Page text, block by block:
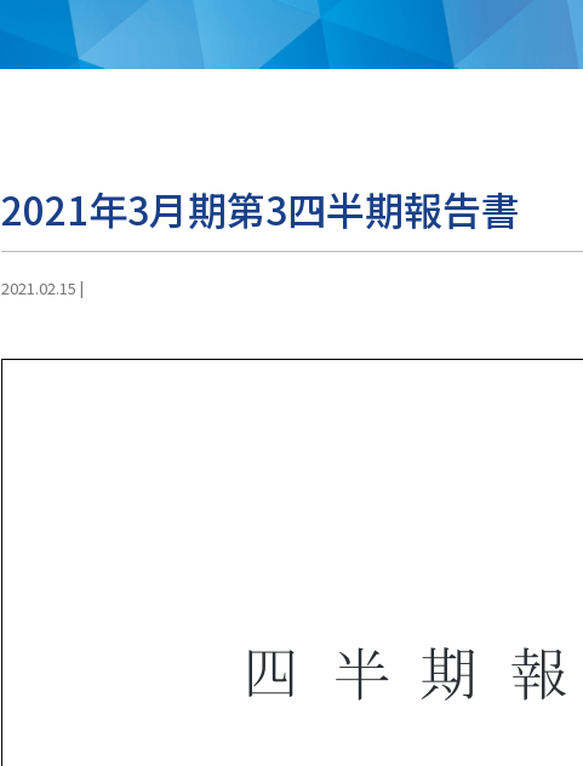
2021年3月期第3四半期報告書
2021.02.15 |